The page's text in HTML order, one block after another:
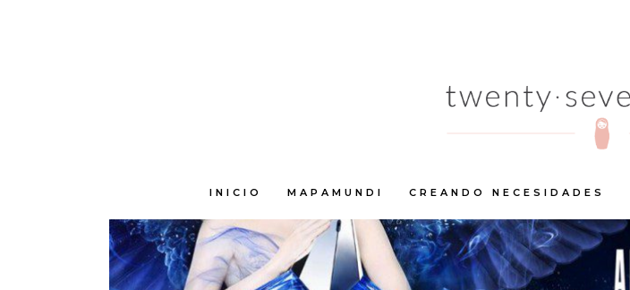
INICIO MAPAMUNDI CREANDO NECESIDADES